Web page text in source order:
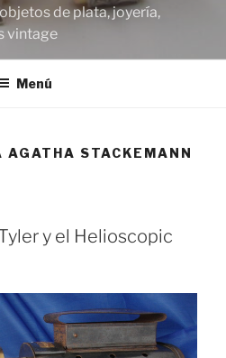
de plata, joyería,
vintage
Menú
AGATHA STACKEMANN
y el Helioscopic